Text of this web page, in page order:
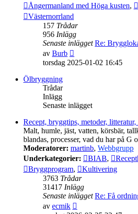
Ångermanland med Höga kusten,
Västernorrland
157 Trådar
956 Inlägg
Senaste inlägget Re:
av Burb
till
torsdag 2025-01-02 16:45
Ölbryggning
Trådar
Inlägg
Senaste inlägget
Recept, bryggtips, metoder,
Malt, humle, jäst, vatten, körsbär,
blandas, processer, vad du har på G
Moderatorer: martinb, Webbgrupp
Underkategorier:
BIAB,
Bryggprogram,
Kultivering
3763 Trådar
31417 Inlägg
Senaste inlägget Re: Få
av ecmik